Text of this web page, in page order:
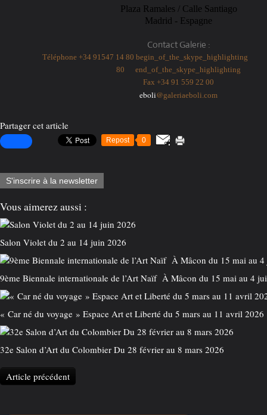
Plaza Ramales / Calle Santiago
Madrid - Espagne
Contact Galerie :
Téléphone+34 91547 14 80 begin_of_the_skype_highlighting
80
end_of_the_skype_highlighting
Fax +34 91 559 22 00
eboli@galeriaeboli.com
Partager cet article
Repost 0
S'inscrire à la newsletter
Vous aimerez aussi :
Salon Violet du 2 au 14 juin 2026
9ème Biennale internationale de l’Art Naïf À Mâcon du 15 mai au 4
« Car né du voyage » Espace Art et Liberté du 5 mars au 11 avril 2026
32e Salon d’Art du Colombier Du 28 février au 8 mars 2026
Article précédent